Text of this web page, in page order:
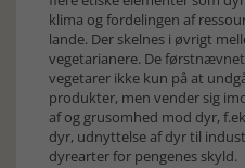
klima og fordelingen af
lande. Der skelnes i øvrigt
vegetarianere. De
vegetarer ikke kun på at
produkter, men vender sig
af og grusomhed mod dyr,
dyr, udnyttelse af dyr til
dyrearter for pengenes skyld.